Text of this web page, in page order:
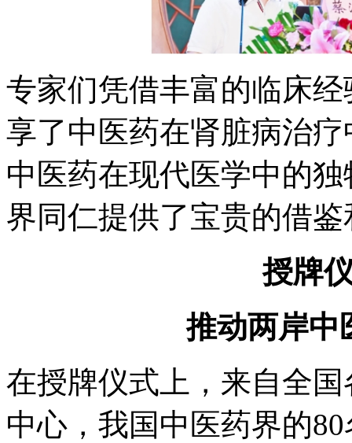
专家们凭借丰富的临床
享了中医药在肾脏病治
中医药在现代医学中的
界同仁提供了宝贵的借
授牌
推动两岸中
在授牌仪式上，来自全
中心，我国中医药界的